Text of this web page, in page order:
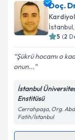
için bir takvim
E-posta
Kişisel
Metni'ni
Doç.
İstanbul
5 (2
Şükrü hocamı o
onun...
İstanbul
Enstitüsü
Cerrahpaşa, Org.
Fatih/İstanbul